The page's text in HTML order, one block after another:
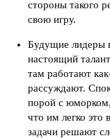
стороны такого
свою игру.
Будущие лидеры
настоящий
там работают
рассуждают.
порой с
что им легко это
задачи решают